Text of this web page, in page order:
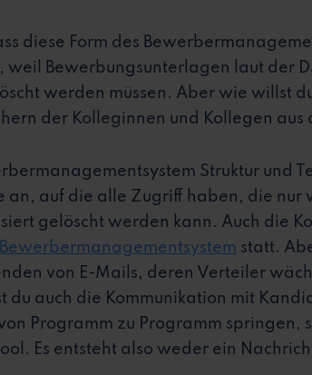
diese Form des
weil Bewerbungsunterlagen laut der
werden müssen. Aber wie willst
der Kolleginnen und Kollegen
Struktur und
an, auf die alle Zugriff haben, die nur
gelöscht werden kann. Auch die
Bewerbermanagementsystem statt.
von E-Mails, deren Verteiler
auch die Kommunikation mit
Programm zu Programm springen,
Es entsteht also weder ein